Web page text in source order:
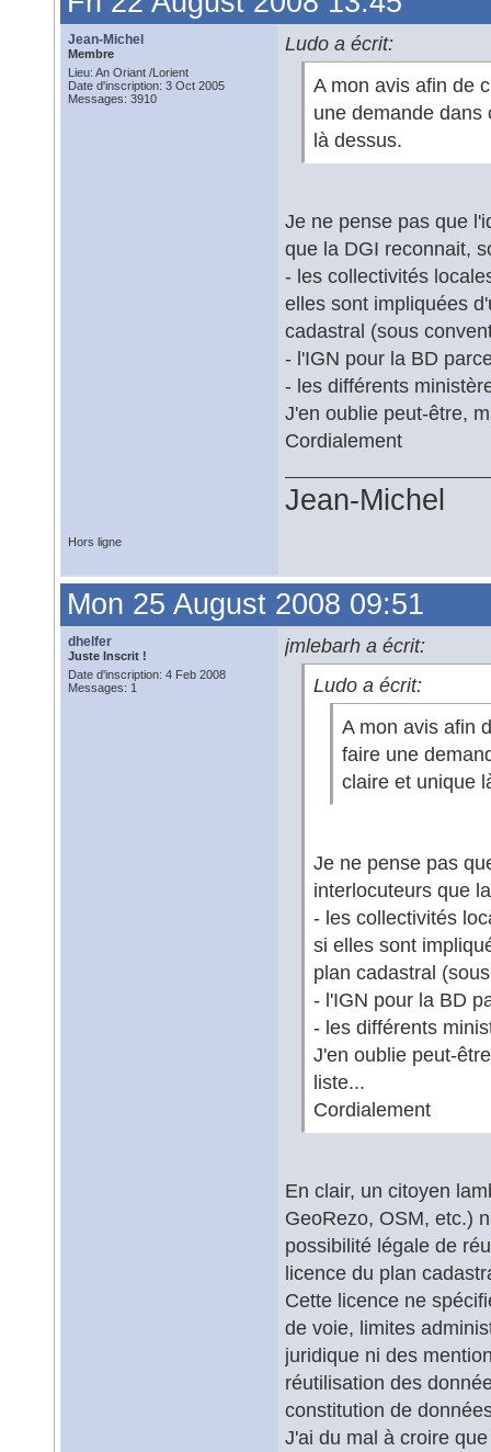
Jean-Michel
Membre
Lieu: An Oriant /Lorient
Date d'inscription: 3 Oct 2005
Messages: 3910
Ludo a écrit:
A mon avis afin de
une demande dans
là dessus.
Je ne pense pas que
que la DGI reconnait,
- les collectivités
elles sont impliquées
cadastral (sous
- l'IGN pour la BD
- les différents
J'en oublie peut-être,
Cordialement
Jean-Michel
Hors ligne
Mon 25 August 2008 09:51
dhelfer
Juste Inscrit !
Date d'inscription: 4 Feb 2008
Messages: 1
jmlebarh a écrit:
Ludo a écrit:
A mon avis afin
faire une
claire et unique
Je ne pense pas
interlocuteurs que
- les collectivités
si elles sont
plan cadastral
- l'IGN pour la BD
- les différents
J'en oublie peut-
liste...
Cordialement
En clair, un citoyen
GeoRezo, OSM, etc.)
possibilité légale de
licence du plan
Cette licence ne
de voie, limites
juridique ni des
réutilisation des
constitution de
J'ai du mal à croire